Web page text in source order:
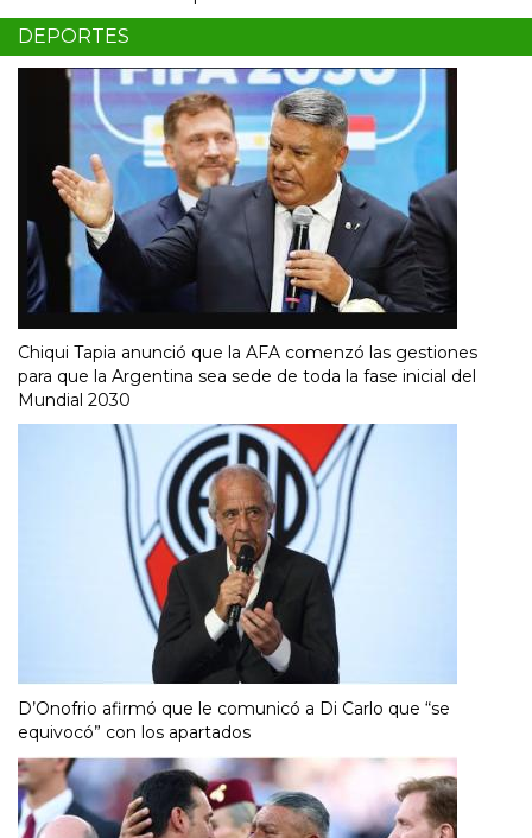
DEPORTES
Chiqui Tapia anunció que la AFA comenzó las gestiones
para que la Argentina sea sede de toda la fase inicial del
Mundial 2030
D’Onofrio afirmó que le comunicó a Di Carlo que “se
equivocó” con los apartados